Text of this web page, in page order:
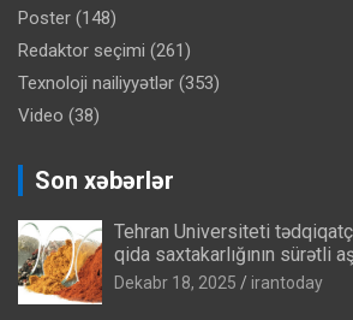
Poster (148)
Redaktor seçimi (261)
Texnoloji nailiyyətlər (353)
Video (38)
Son xəbərlər
Tehran Universiteti
qida saxtakarlığının sürətli
Dekabr 18, 2025 irantoday